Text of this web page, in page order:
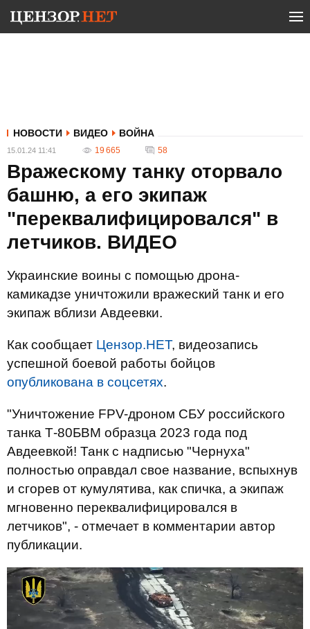
НОВОСТИ ВИДЕО ВОЙНА
15.01.24 11:41 19 665 58
Вражескому танку оторвало
башню, а его экипаж
"переквалифицировался" в
летчиков. ВИДЕО
Украинские воины с помощью дрона-
камикадзе уничтожили вражеский танк и его
экипаж вблизи Авдеевки.
Как сообщает Цензор.НЕТ, видеозапись
успешной боевой работы бойцов
опубликована в соцсетях.
"Уничтожение FPV-дроном СБУ российского
танка Т-80БВМ образца 2023 года под
Авдеевкой! Танк с надписью "Чернуха"
полностью оправдал свое название, вспыхнув
и сгорев от кумулятива, как спичка, а экипаж
мгновенно переквалифицировался в
летчиков", - отмечает в комментарии автор
публикации.